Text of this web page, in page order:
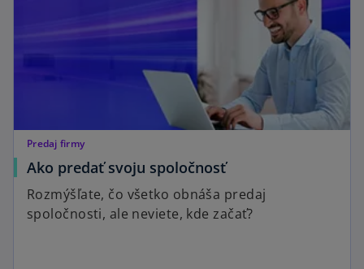
Predaj firmy
Ako predať svoju spoločnosť
Rozmýšľate, čo všetko obnáša predaj
spoločnosti, ale neviete, kde začať?